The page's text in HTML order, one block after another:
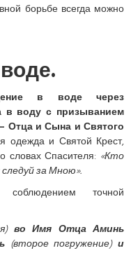
борьбе всегда можно
в воде через
в воду с призыванием
Отца и Сына и Святого
одежда и Святой Крест,
словах Спасителя: «Кто
за Мною».
точной
во Имя Отца Аминь
(второе погружение)и